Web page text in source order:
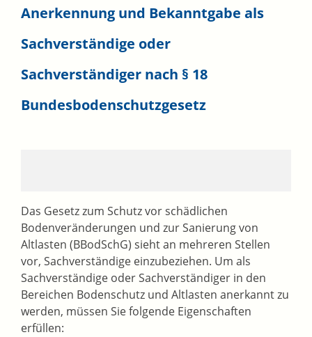
Anerkennung und Bekanntgabe als
Sachverständige oder
Sachverständiger nach § 18
Bundesbodenschutzgesetz
Das Gesetz zum Schutz vor schädlichen
Bodenveränderungen und zur Sanierung von
Altlasten (BBodSchG) sieht an mehreren Stellen
vor, Sachverständige einzubeziehen. Um als
Sachverständige oder Sachverständiger in den
Bereichen Bodenschutz und Altlasten anerkannt zu
werden, müssen Sie folgende Eigenschaften
erfüllen: